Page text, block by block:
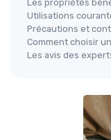
Les propriétés
Utilisations
Précautions et
Comment choisir
Les avis des